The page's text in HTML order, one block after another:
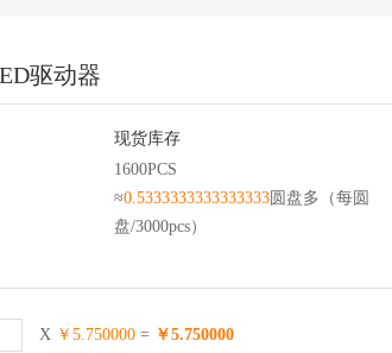
驱动器
现货库存
1600PCS
≈0.5333333333333333 圆盘多（每圆
盘/3000pcs）
X ￥5.750000 = ￥5.750000